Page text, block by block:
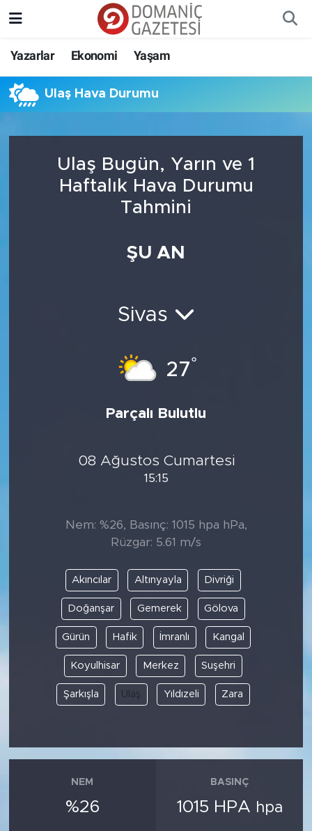
Yazarlar Ekonomi Yaşam
Ulaş Hava Durumu
Ulaş Bugün, Yarın ve 1
Haftalık Hava Durumu
Tahmini
ŞU AN
Sivas
27°
Parçalı Bulutlu
08 Ağustos Cumartesi
15:15
Nem: %26, Basınç: 1015 hpa hPa,
Rüzgar: 5.61 m/s
Akıncılar Altınyayla Divriği
Doğanşar Gemerek Gölova
Gürün Hafik İmranlı Kangal
Koyulhisar Merkez Suşehri
Şarkışla Ulaş Yıldızeli Zara
NEM
%26
BASINÇ
1015 HPA hpa